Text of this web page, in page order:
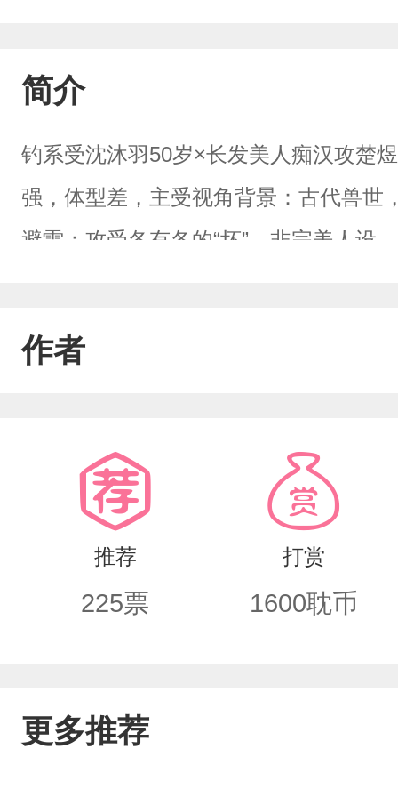
简介
钓系受沈沐羽50岁×长发美人痴汉攻楚
强，体型差，主受视角背景：古代兽世
避雷：攻受各有各的“坏”，非完美人设
作者
推荐
225票
打赏
1600耽币
更多推荐